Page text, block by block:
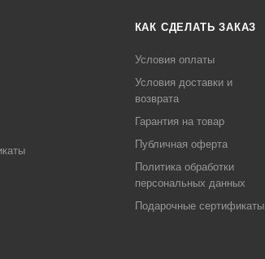
КАК СДЕЛАТЬ ЗАКАЗ
Условия оплаты
Условия доставки и
возврата
Гарантия на товар
Публичная оферта
Политика обработки
персональных данных
Подарочные сертификаты